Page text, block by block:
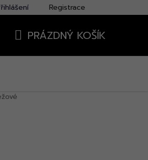
Registrace
PRÁZDNÝ KOŠÍK